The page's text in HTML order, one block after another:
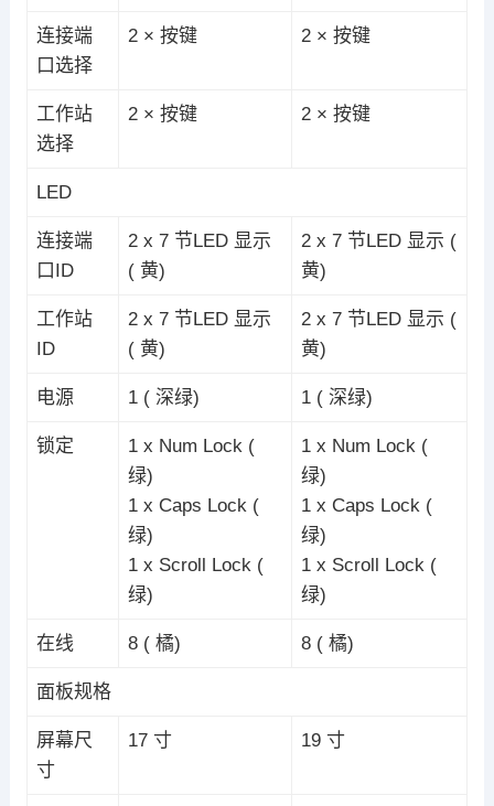
连接端
口选择
2 × 按键 2 × 按键
工作站
选择
2 × 按键 2 × 按键
LED
连接端
口ID
2 x 7 节LED 显示
( 黄)
2 x 7 节LED 显示 (
黄)
工作站
ID
2 x 7 节LED 显示
( 黄)
2 x 7 节LED 显示 (
黄)
电源 1 ( 深绿) 1 ( 深绿)
锁定
1 x Num Lock (
绿)
1 x Caps Lock (
绿)
1 x Scroll Lock (
绿)
1 x Num Lock (
绿)
1 x Caps Lock (
绿)
1 x Scroll Lock (
绿)
在线 8 ( 橘) 8 ( 橘)
面板规格
屏幕尺
寸
17 寸 19 寸